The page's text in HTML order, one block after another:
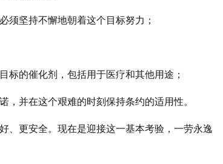
须坚持不懈地朝着这个目标努力；
标的催化剂，包括用于医疗和其他用途；
并在这个艰难的时刻保持条约的适用性。
、更安全。现在是迎接这一基本考验，一劳永逸